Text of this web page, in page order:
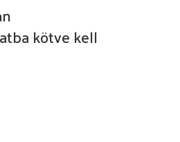
kötve kell